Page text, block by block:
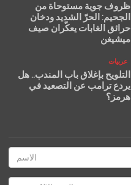
ظروف جوية مستوحاة من
الجحيم: الحرّ الشديد ودخان
حرائق الغابات يعكّران صيف
ميشيغن
عربيات
التلويح بإغلاق باب المندب.. هل
يردع ترامب عن التصعيد في
هرمز؟